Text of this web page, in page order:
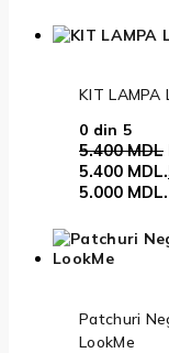
KIT LAMPA
0 din 5
5.400MDL
5.400 MDL.
5.000 MDL.
Patchuri
LookMe